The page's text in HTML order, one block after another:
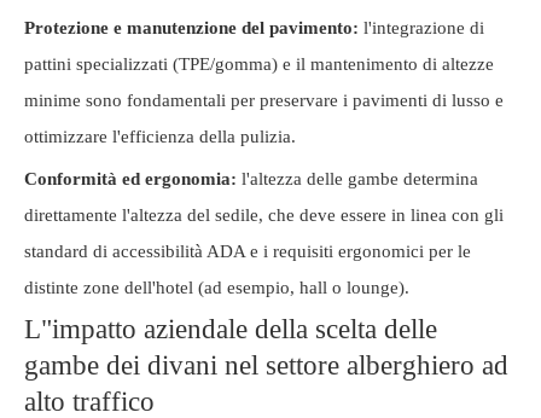
Protezione e manutenzione del pavimento: l'integrazione di
pattini specializzati (TPE/gomma) e il mantenimento di altezze
minime sono fondamentali per preservare i pavimenti di lusso e
ottimizzare l'efficienza della pulizia.
Conformità ed ergonomia: l'altezza delle gambe determina
direttamente l'altezza del sedile, che deve essere in linea con gli
standard di accessibilità ADA e i requisiti ergonomici per le
distinte zone dell'hotel (ad esempio, hall o lounge).
L"impatto aziendale della scelta delle
gambe dei divani nel settore alberghiero ad
alto traffico